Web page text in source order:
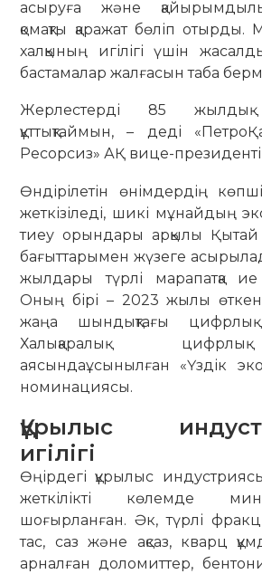
асыруға және
қомақты қаражат бөліп
халқының игілігі үшін
бастамалар жалғасын таба
Жерлестерді 85 жылдық
құттықтаймын, – деді
Ресорсиз» АҚ вице-
Өндірілетін өнімдердің
жеткізіледі, шикі мұнайдың
тиеу орындары арқылы
бағыттарымен жүзеге
жылдары түрлі марапатқа
Оның бірі – 2023 жылы
жаңа шындықтағы цифрлық
Халықаралық
аясындаұсынылған «Үздік
номинациясы.
Құрылыс
игілігі
Өңірдегі құрылыс
жеткілікті көлемде
шоғырланған. Әк, түрлі
тас, саз және ақсаз, кварц
арналған доломиттер,